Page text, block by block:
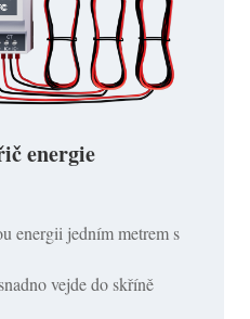
energie
energii jedním metrem s
vejde do skříně